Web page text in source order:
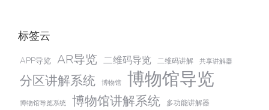
标签云
APP导览 AR导览 二维码导览 二维码讲解 共享讲解器
分区讲解系统 博物馆 博物馆导览
博物馆导览系统 博物馆讲解系统 多功能讲解器